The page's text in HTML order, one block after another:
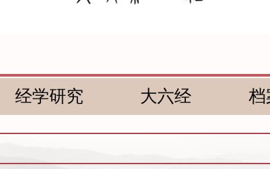
经学研究 大六经 档